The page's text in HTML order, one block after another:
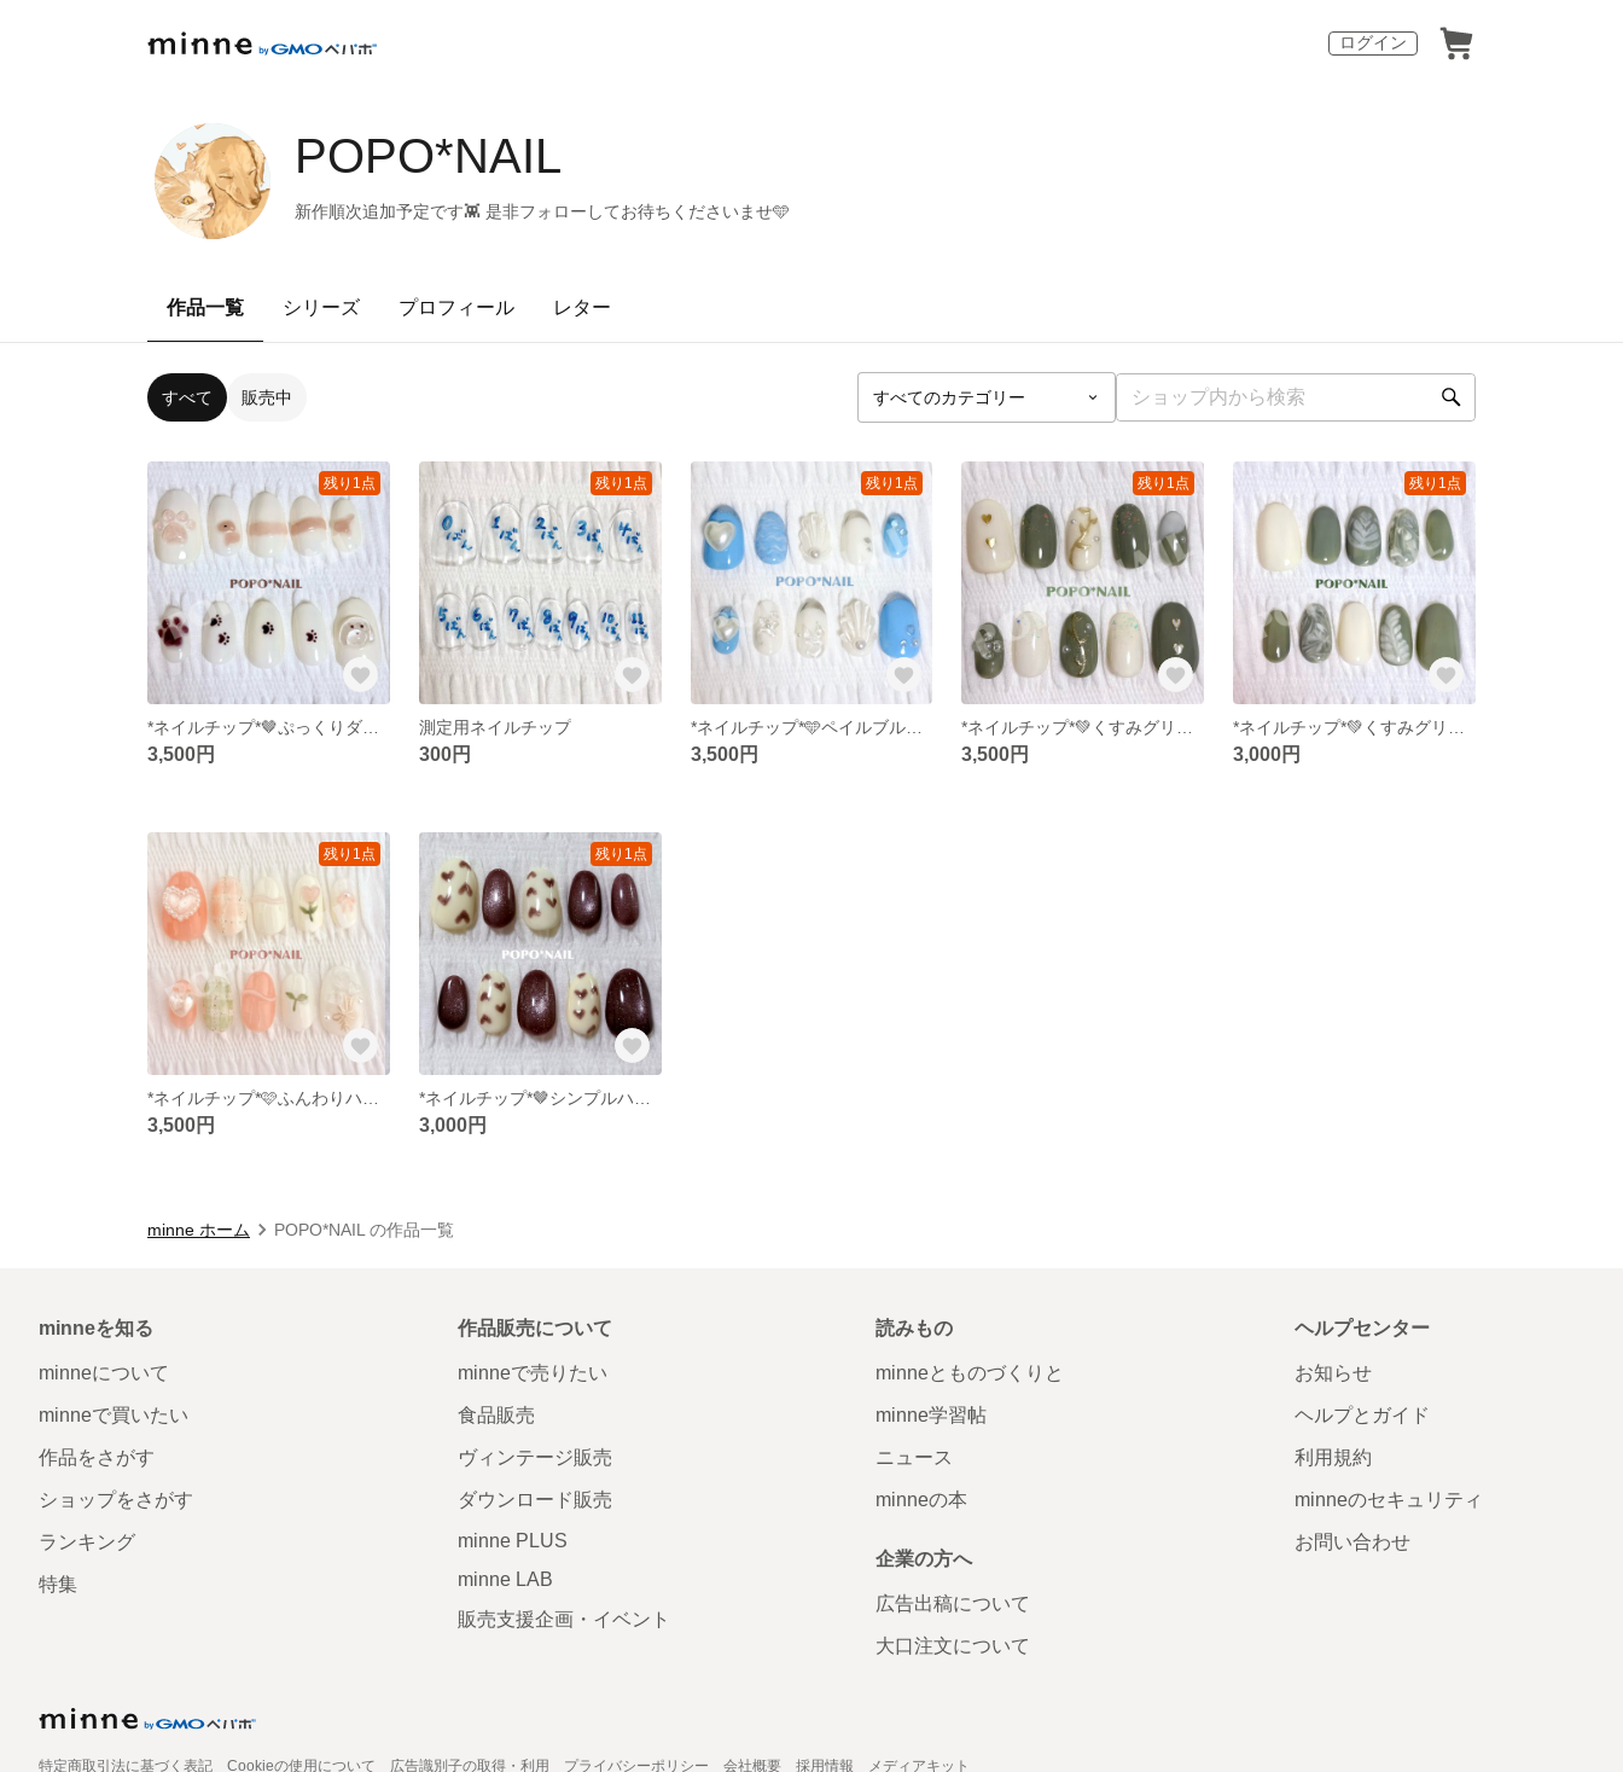
ログイン
POPO*NAIL
新作順次追加予定です👾 是非フォローしてお待ちくださいませ🩵
作品一覧 シリーズ プロフィール レター
すべて 販売中
残り1点
3,500円
残り1点
測定用ネイルチップ
300円
残り1点
*ネイルチップ*🩵ペイルブルーの立体マーメイドネイルチップ🐠
3,500円
残り1点
3,500円
残り1点
3,000円
残り1点
3,500円
残り1点
3,000円
minne ホーム POPO*NAIL の作品一覧
minneを知る
minneについて
minneで買いたい
作品をさがす
ショップをさがす
ランキング
特集
作品販売について
minneで売りたい
食品販売
ヴィンテージ販売
ダウンロード販売
minne PLUS
minne LAB
販売支援企画・イベント
読みもの
minneとものづくりと
minne学習帖
ニュース
minneの本
企業の方へ
広告出稿について
大口注文について
ヘルプセンター
お知らせ
ヘルプとガイド
利用規約
minneのセキュリティ
お問い合わせ
特定商取引法に基づく表記 Cookieの使用について 広告識別子の取得・利用 プライバシーポリシー 会社概要 採用情報 メディアキット